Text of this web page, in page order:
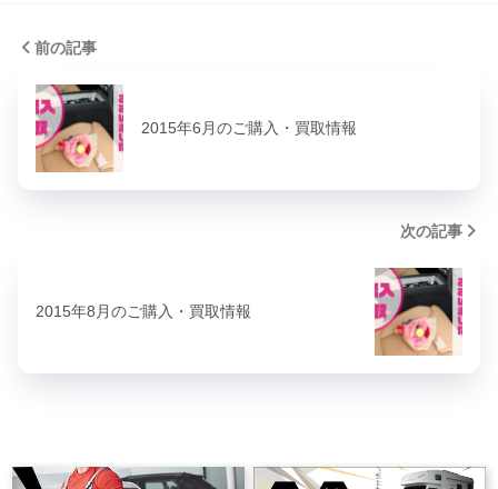
前の記事
2015年6月のご購入・買取情報
次の記事
2015年8月のご購入・買取情報